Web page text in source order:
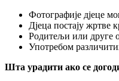
Фотографије дјеце
Дјеца постају жртве
Родитељи или друге
Употребом
Шта урадити ако се